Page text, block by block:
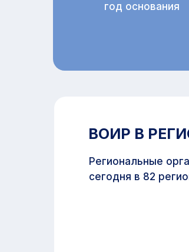
год основания
Региональные
сегодня в 82
ВОИР В